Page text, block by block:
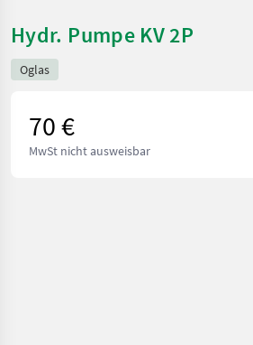
Hydr. Pumpe KV 2P
Oglas
70 €
MwSt nicht ausweisbar